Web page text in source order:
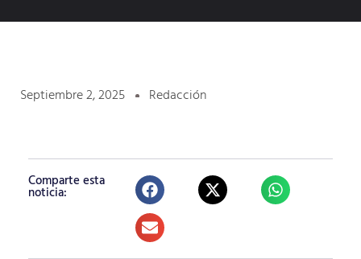
Septiembre 2, 2025 Redacción
Comparte esta
noticia: